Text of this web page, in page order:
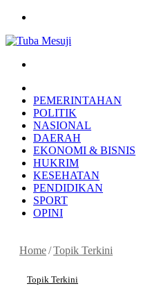
PEMERINTAHAN
POLITIK
NASIONAL
DAERAH
EKONOMI & BISNIS
HUKRIM
KESEHATAN
PENDIDIKAN
SPORT
OPINI
Home/Topik Terkini
Topik Terkini